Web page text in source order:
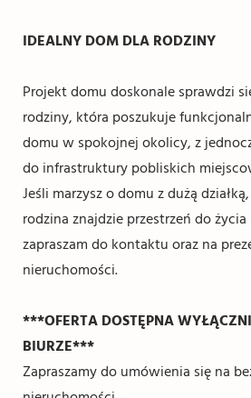
IDEALNY DOM DLA RODZINY
Projekt domu doskonale sprawdzi
rodziny, która poszukuje
domu w spokojnej okolicy, z
do infrastruktury pobliskich
Jeśli marzysz o domu z dużą
rodzina znajdzie przestrzeń do
zapraszam do kontaktu oraz na
nieruchomości.
***OFERTA DOSTĘPNA
BIURZE***
Zapraszamy do umówienia się na